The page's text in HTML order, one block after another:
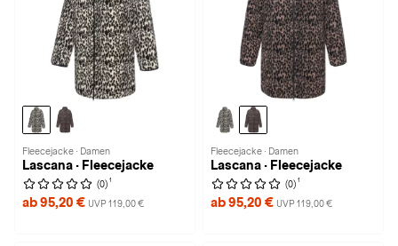
Fleecejacke · Damen
Lascana · Fleecejacke
(0) 1
ab 95,20 € UVP 119,00 €
Fleecejacke · Damen
Lascana · Fleecejacke
(0) 1
ab 95,20 € UVP 119,00 €